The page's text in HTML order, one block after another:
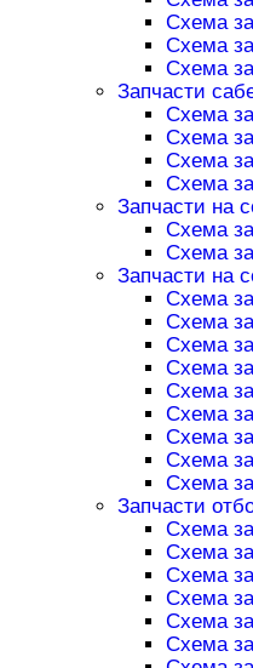
Схема
Схема
Схема
Запчасти
Схема
Схема
Схема
Схема
Запчасти на
Схема
Схема
Запчасти на
Схема
Схема
Схема
Схема
Схема
Схема
Схема
Схема
Схема
Запчасти
Схема
Схема
Схема
Схема
Схема
Схема